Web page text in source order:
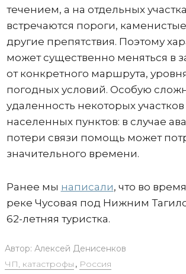
течением, а на отдельных
встречаются пороги,
другие препятствия. Поэтому
может существенно меняться в
от конкретного маршрута,
погодных условий. Особую
удаленность некоторых участков
населенных пунктов: в случае
потери связи помощь может
значительного времени.
Ранее мы написали, что во
реке Чусовая под Нижним
62-летняя туристка.
Автор: Алексей Денисенков
ЧП, катастрофы , Россия